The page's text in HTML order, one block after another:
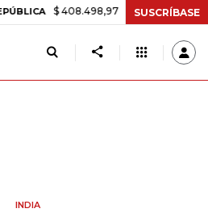
$ 408.498,97 +$ 8.753,81 +2,19%
SUSCRÍBASE
INDIA